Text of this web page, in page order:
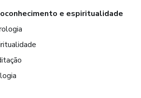
e espiritualidade